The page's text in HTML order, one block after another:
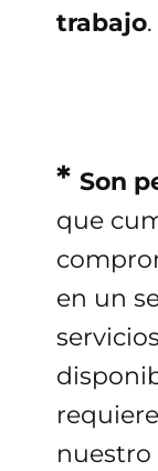
trabajo
* Son
que
en un
nuestro